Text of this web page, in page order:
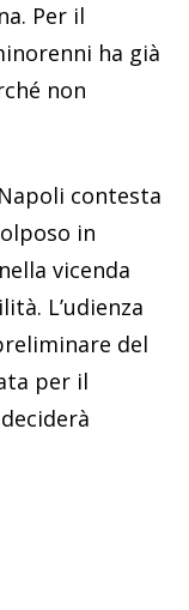
Per il
ha già
non
contesta
in
vicenda
L’udienza
del
per il